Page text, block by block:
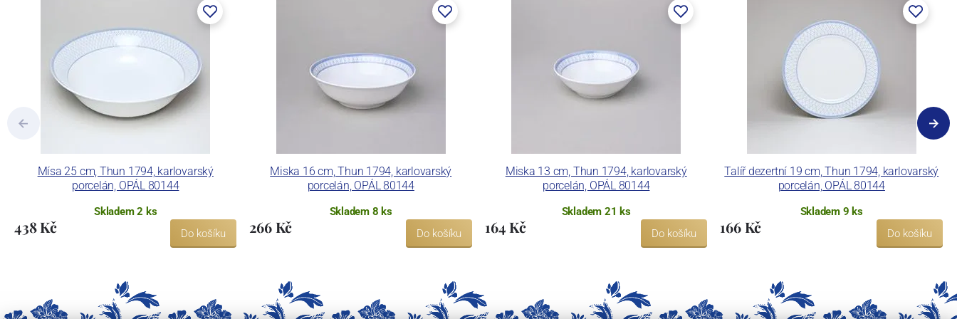
dekorovat své výrobky pomocí klasických dekoračních technik.
Concordia Lesov používá ochrannou známku LC a Thun Hotel & Restaurant.
Mísa 25 cm, Thun 1794, karlovarský
porcelán, OPÁL 80144
Skladem 2 ks
438 Kč Do košíku
Miska 16 cm, Thun 1794, karlovarský
porcelán, OPÁL 80144
Skladem 8 ks
266 Kč Do košíku
Miska 13 cm, Thun 1794, karlovarský
porcelán, OPÁL 80144
Skladem 21 ks
164 Kč Do košíku
Talíř dezertní 19 cm, Thun 1794, karlovarský
porcelán, OPÁL 80144
Skladem 9 ks
166 Kč Do košíku